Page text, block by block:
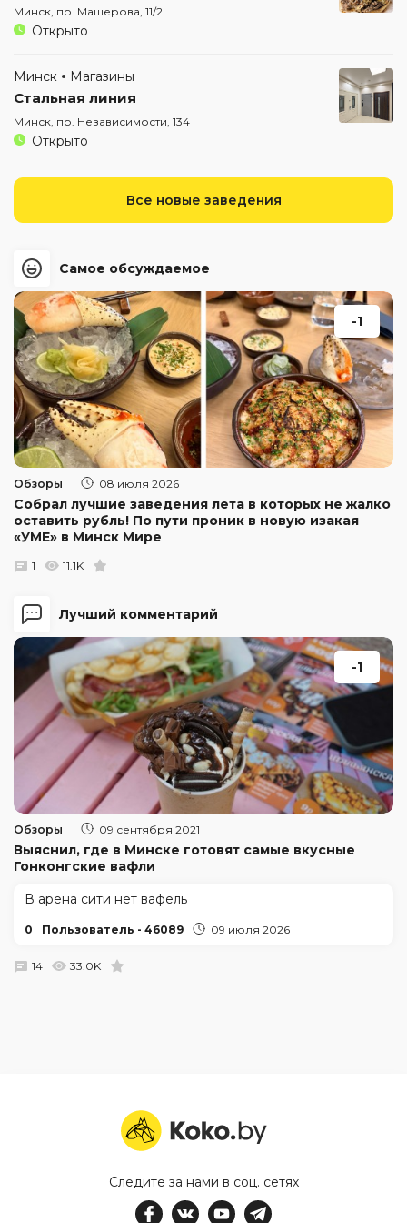
Минск, пр. Машерова, 11/2
Открыто
Минск Магазины
Стальная линия
Минск, пр. Независимости, 134
Открыто
Все новые заведения
Лучший комментарий
-1
Обзоры 09 сентября 2021
Выяснил, где в Минске готовят самые вкусные
Гонконгские вафли
В арена сити нет вафель
0 Пользователь - 46089 09 июля 2026
14 33.0K
Самое обсуждаемое
-1
Обзоры 08 июля 2026
Собрал лучшие заведения лета в которых не жалко
оставить рубль! По пути проник в новую изакая
«УМЕ» в Минск Мире
1 11.1K
Следите за нами в соц. сетях